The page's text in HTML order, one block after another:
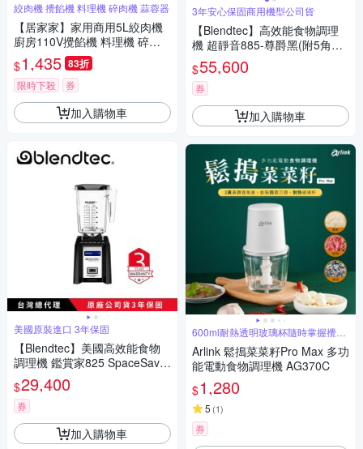
絞肉機 攪餡機 料理機 碎肉機 蒜蓉器
【居家家】家用商用5L絞肉機
廚房110V攪餡機 料理機 碎肉
器 蒜蓉食物調理機
$1,435 83折
限時下殺 券
加入購物車
美國原裝進口 3年保固
【Blendtec】美國高效能食物
調理機 鑑賞家825 SpaceSaver
-尊爵黑(附5角容杯x1)
$29,400
券
加入購物車
3年安心保固商用機型公司貨
【Blendtec】高效能食物調理
機 超靜音885-尊爵黑(附5角容
杯x1)
$55,600
券
加入購物車
600ml耐熱透明玻璃杯隨時掌握攪碎
Arlink 鬆搗菜菜籽Pro Max 多功
能電動食物調理機 AG370C
$1,280
5 (1)
券